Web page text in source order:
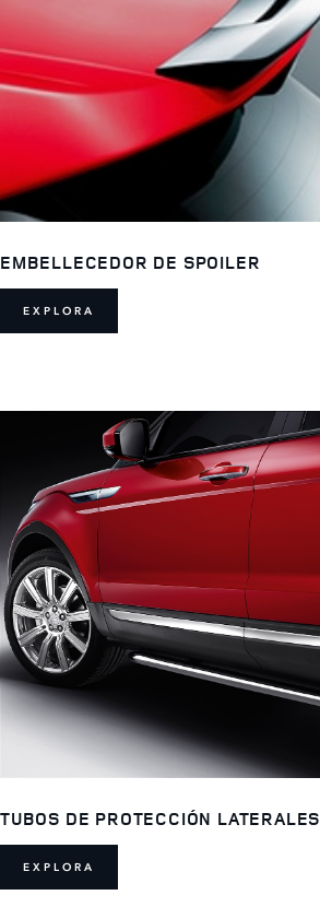
EMBELLECEDOR DE SPOILER
EXPLORA
TUBOS DE PROTECCIÓN LATERALES
EXPLORA